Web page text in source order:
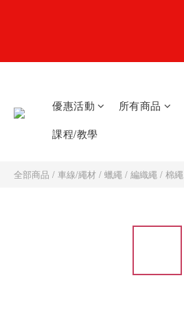
優惠活動 所有商品
課程/教學
全部商品 / 車線/繩材 / 蠟繩 / 編織繩 / 棉繩